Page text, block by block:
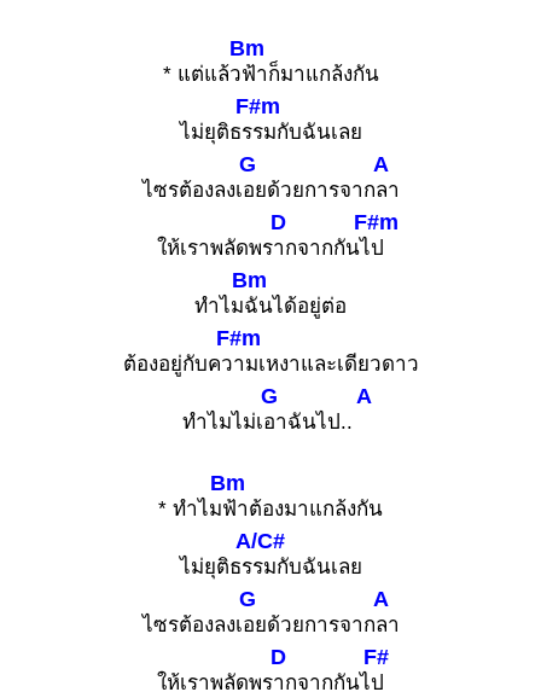
* แต่แล้ว
Bm
ฟ้าก็มาแกล้งกัน
ไม่ยุติธร
F#m
รมกับฉันเลย
ไซรต้องลงเ
G
อยด้วยการจาก
A
ลา
ให้เราพลัดพร
D
ากจากกันไ
F#m
ป
ทำไม
Bm
ฉันได้อยู่ต่อ
ต้องอยู่กับคว
F#m
ามเหงาและเดียวดาว
ทำไมไม่เ
G
อาฉันไป..
A
* ทำไม
Bm
ฟ้าต้องมาแกล้งกัน
ไม่ยุติธร
A/C#
รมกับฉันเลย
ไซรต้องลงเ
G
อยด้วยการจาก
A
ลา
ให้เราพลัดพร
D
ากจากกันไ
F#
ป